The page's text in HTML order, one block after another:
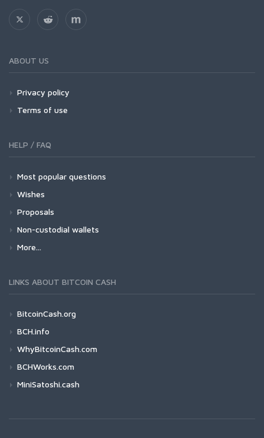
ABOUT US
Privacy policy
Terms of use
HELP / FAQ
Most popular questions
Wishes
Proposals
Non-custodial wallets
More...
LINKS ABOUT BITCOIN CASH
BitcoinCash.org
BCH.info
WhyBitcoinCash.com
BCHWorks.com
MiniSatoshi.cash